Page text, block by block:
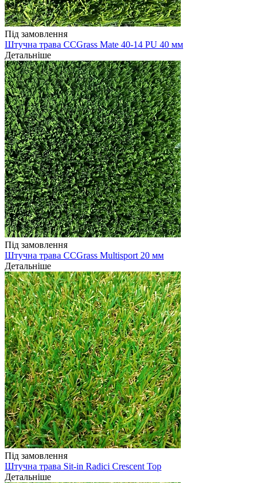
Під замовлення
Штучна трава CCGrass Mate 40-14 PU 40 мм
Детальніше
Під замовлення
Штучна трава CCGrass Multisport 20 мм
Детальніше
Під замовлення
Штучна трава Sit-in Radici Crescent Top
Детальніше